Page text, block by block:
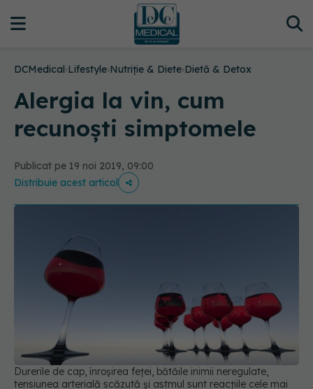
DCMedical›Lifestyle›Nutriție & Diete›Dietă & Detox
Alergia la vin, cum
recunoști simptomele
Publicat pe 19 noi 2019, 09:00
Distribuie acest articol
Durerile de cap, înroșirea feței, bătăile inimii neregulate,
tensiunea arterială scăzută și astmul sunt reacțiile cele mai